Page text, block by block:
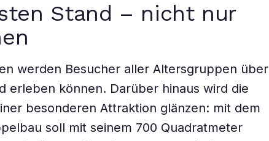
Stand – nicht nur
werden Besucher aller Altersgruppen über
erleben können. Darüber hinaus wird die
besonderen Attraktion glänzen: mit dem
soll mit seinem 700 Quadratmeter